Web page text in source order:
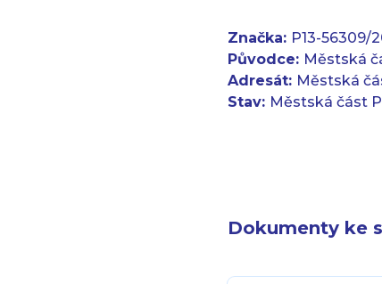
Značka: P13-56309/
Původce: Městská
Adresát: Městská
Stav: Městská část
Dokumenty ke